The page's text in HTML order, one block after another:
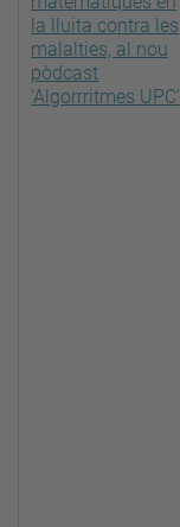
la lluita contra les
malalties, al nou
pòdcast
‘Algorrritmes UPC’